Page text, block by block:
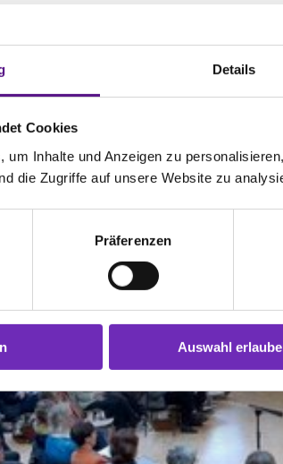
Details
Cookies
um Inhalte und Anzeigen zu
die Zugriffe auf unsere Website zu
Präferenzen
Auswahl
degpa@skynet.be
Artikel